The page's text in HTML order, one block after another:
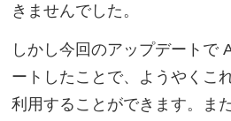
きませんでした。
しかし今回のアップデートで
ートしたことで、ようやくこ
利用することができます。ま